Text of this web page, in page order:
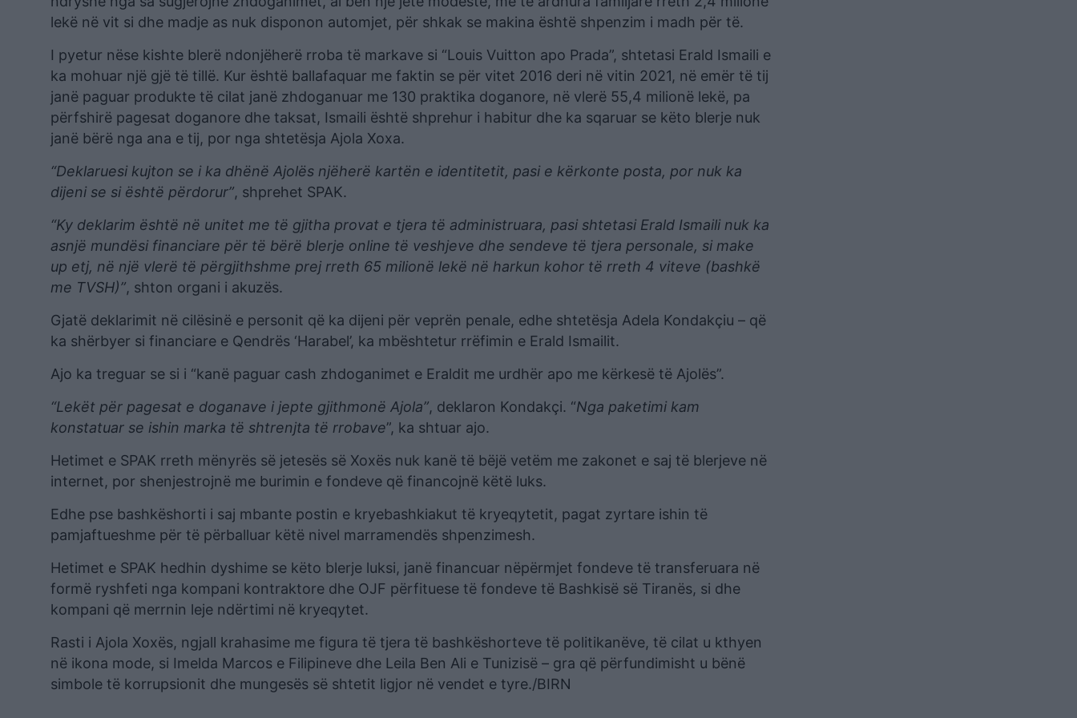
lekë në vit si dhe madje as nuk disponon automjet, për shkak se makina është shpenzim i madh për të.
I pyetur nëse kishte blerë ndonjëherë rroba të markave si “Louis Vuitton apo Prada”, shtetasi Erald Ismaili e
ka mohuar një gjë të tillë. Kur është ballafaquar me faktin se për vitet 2016 deri në vitin 2021, në emër të tij
janë paguar produkte të cilat janë zhdoganuar me 130 praktika doganore, në vlerë 55,4 milionë lekë, pa
përfshirë pagesat doganore dhe taksat, Ismaili është shprehur i habitur dhe ka sqaruar se këto blerje nuk
janë bërë nga ana e tij, por nga shtetësja Ajola Xoxa.
“Deklaruesi kujton se i ka dhënë Ajolës njëherë kartën e identitetit, pasi e kërkonte posta, por nuk ka
dijeni se si është përdorur”, shprehet SPAK.
“Ky deklarim është në unitet me të gjitha provat e tjera të administruara, pasi shtetasi Erald Ismaili nuk ka
asnjë mundësi financiare për të bërë blerje online të veshjeve dhe sendeve të tjera personale, si make
up etj, në një vlerë të përgjithshme prej rreth 65 milionë lekë në harkun kohor të rreth 4 viteve (bashkë
me TVSH)”, shton organi i akuzës.
Gjatë deklarimit në cilësinë e personit që ka dijeni për veprën penale, edhe shtetësja Adela Kondakçiu – që
ka shërbyer si financiare e Qendrës ‘Harabel’, ka mbështetur rrëfimin e Erald Ismailit.
Ajo ka treguar se si i “kanë paguar cash zhdoganimet e Eraldit me urdhër apo me kërkesë të Ajolës”.
“Lekët për pagesat e doganave i jepte gjithmonë Ajola”, deklaron Kondakçi. “Nga paketimi kam
konstatuar se ishin marka të shtrenjta të rrobave”, ka shtuar ajo.
Hetimet e SPAK rreth mënyrës së jetesës së Xoxës nuk kanë të bëjë vetëm me zakonet e saj të blerjeve në
internet, por shenjestrojnë me burimin e fondeve që financojnë këtë luks.
Edhe pse bashkëshorti i saj mbante postin e kryebashkiakut të kryeqytetit, pagat zyrtare ishin të
pamjaftueshme për të përballuar këtë nivel marramendës shpenzimesh.
Hetimet e SPAK hedhin dyshime se këto blerje luksi, janë financuar nëpërmjet fondeve të transferuara në
formë ryshfeti nga kompani kontraktore dhe OJF përfituese të fondeve të Bashkisë së Tiranës, si dhe
kompani që merrnin leje ndërtimi në kryeqytet.
Rasti i Ajola Xoxës, ngjall krahasime me figura të tjera të bashkëshorteve të politikanëve, të cilat u kthyen
në ikona mode, si Imelda Marcos e Filipineve dhe Leila Ben Ali e Tunizisë – gra që përfundimisht u bënë
simbole të korrupsionit dhe mungesës së shtetit ligjor në vendet e tyre./BIRN